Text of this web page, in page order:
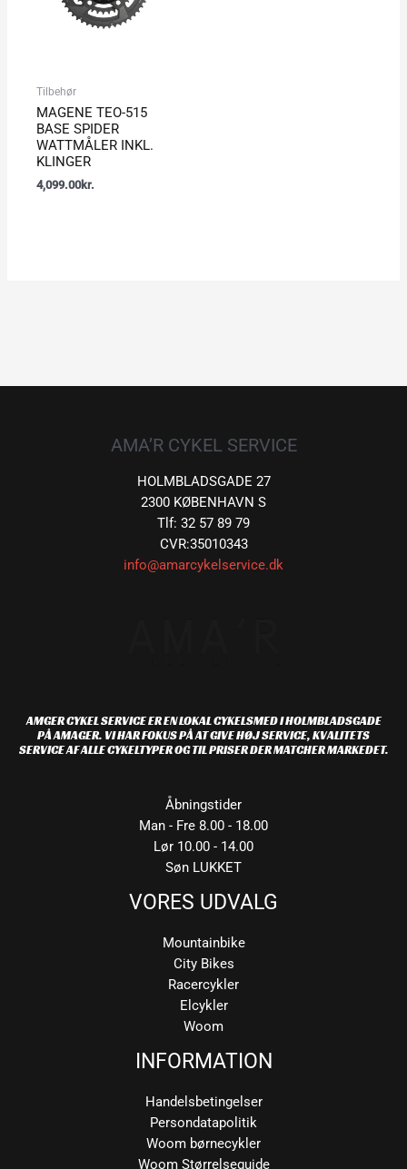
Tilbehør
MAGENE TEO-515
BASE SPIDER
WATTMÅLER INKL.
KLINGER
4,099.00kr.
AMA’R CYKEL SERVICE
HOLMBLADSGADE 27
2300 KØBENHAVN S
Tlf: 32 57 89 79
CVR:35010343
info@amarcykelservice.dk
AMGER CYKEL SERVICE ER EN LOKAL CYKELSMED I HOLMBLADSGADE
PÅ AMAGER. VI HAR FOKUS PÅ AT GIVE HØJ SERVICE, KVALITETS
SERVICE AF ALLE CYKELTYPER OG TIL PRISER DER MATCHER MARKEDET.
Åbningstider
Man - Fre 8.00 - 18.00
Lør 10.00 - 14.00
Søn LUKKET
VORES UDVALG
Mountainbike
City Bikes
Racercykler
Elcykler
Woom
INFORMATION
Handelsbetingelser
Persondatapolitik
Woom børnecykler
Woom Størrelseguide